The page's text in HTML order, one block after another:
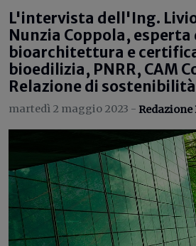
L'intervista dell'Ing.
Nunzia Coppola, esperta
bioarchitettura e
bioedilizia, PNRR, CAM
Relazione di
martedì 2 maggio 2023 - Redazione